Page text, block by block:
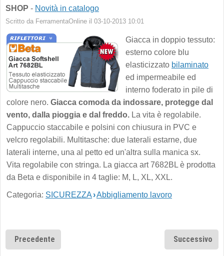
SHOP - Novità in catalogo
Scritto da FerramentaOnline il 03-10-2013 10:01
Giacca in doppio tessuto:
esterno colore blu
elasticizzato bilaminato
ed impermeabile ed
interno foderato in pile di
colore nero. Giacca comoda da indossare, protegge dal
vento, dalla pioggia e dal freddo. La vita è regolabile.
Cappuccio staccabile e polsini con chiusura in PVC e
velcro regolabili. Multitasche: due laterali estarne, due
laterali interne, una al petto ed un'altra sulla manica sx.
Vita regolabile con stringa. La giacca art 7682BL è prodotta
da Beta e disponibile in 4 taglie: M, L, XL, XXL.
Categoria: SICUREZZA›Abbigliamento lavoro
Precedente Successivo